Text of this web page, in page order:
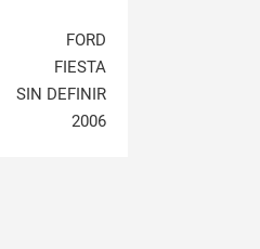
FORD
FIESTA
SIN DEFINIR
2006